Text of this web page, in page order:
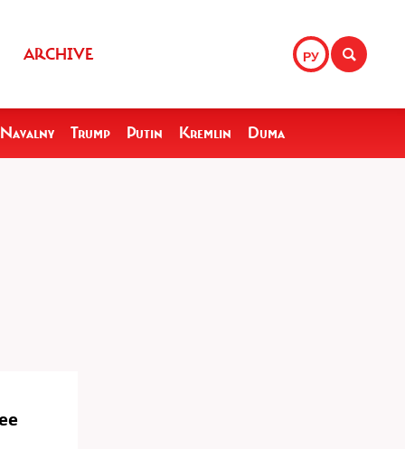
РУ
ARCHIVE
Navalny Trump Putin Kremlin Duma